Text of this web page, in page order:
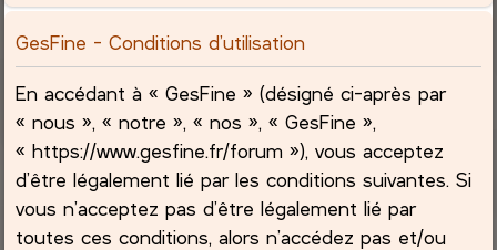
c
GesFine - Conditions d’utilisation
En accédant à « GesFine » (désigné ci-après par
« nous », « notre », « nos », « GesFine »,
« https://www.gesfine.fr/forum »), vous acceptez
d’être légalement lié par les conditions suivantes. Si
vous n’acceptez pas d’être légalement lié par
toutes ces conditions, alors n’accédez pas et/ou